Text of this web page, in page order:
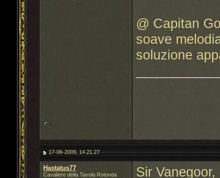
@ Capitan
soave
soluzione
17-06-2009, 14.21.27
Hastatus77
Cavaliere della Tavola Rotonda
Sir